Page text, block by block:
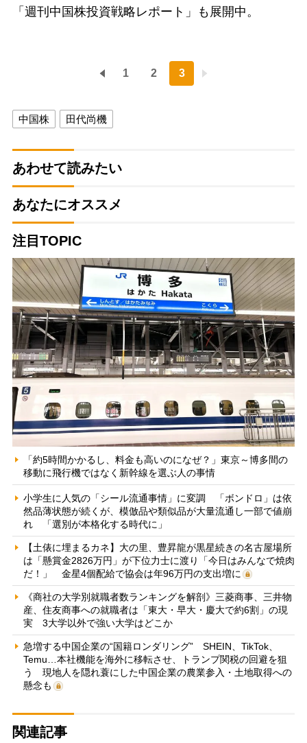
「週刊中国株投資戦略レポート」も展開中。
1 2 3
中国株 田代尚機
あわせて読みたい
あなたにオススメ
注目TOPIC
「約5時間かかるし、料金も高いのになぜ？」東京～博多間の
移動に飛行機ではなく新幹線を選ぶ人の事情
小学生に人気の「シール流通事情」に変調 「ボンドロ」は依
然品薄状態が続くが、模倣品や類似品が大量流通し一部で値崩
れ 「選別が本格化する時代に」
【土俵に埋まるカネ】大の里、豊昇龍が黒星続きの名古屋場所
は「懸賞金2826万円」が下位力士に渡り「今日はみんなで焼肉
だ！」 金星4個配給で協会は年96万円の支出増に
《商社の大学別就職者数ランキングを解剖》三菱商事、三井物
産、住友商事への就職者は「東大・早大・慶大で約6割」の現
実 3大学以外で強い大学はどこか
急増する中国企業の“国籍ロンダリング” SHEIN、TikTok、
Temu…本社機能を海外に移転させ、トランプ関税の回避を狙
う 現地人を隠れ蓑にした中国企業の農業参入・土地取得への
懸念も
関連記事